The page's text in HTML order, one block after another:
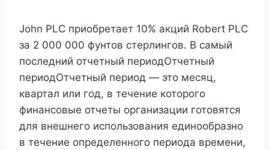
John PLC приобретает 10% акций Robert PLC
за 2 000 000 фунтов стерлингов. В самый
последний отчетный периодОтчетный
периодОтчетный период — это месяц,
квартал или год, в течение которого
финансовые отчеты организации готовятся
для внешнего использования единообразно
в течение определенного периода времени,